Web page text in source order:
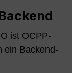
ist OCPP-
ein Backend-